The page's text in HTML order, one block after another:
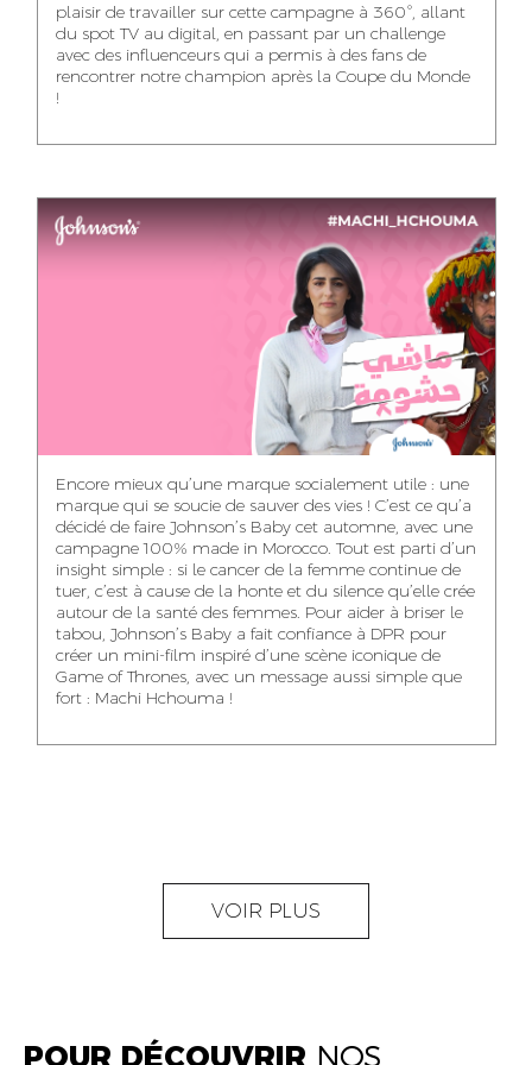
MERYEM OUALHAN
TRAFFIC MANAGER
JABRI AHMED
GRAPHIC
DESIGNER
WISSAL KHALIFI
INFLUENCE
MANAGER
HOUMALY
ILYASS EL ADANI
ART DIRECTOR
MAHA SAKOUT
HEAD OF SOCIAL &
CONTENT
AYOUB HAMMOUDI
MOTION DESIGNER
SAWSANE LAHBIBI
PRODUCTION
DIRECTOR
KARIM OUNZAR
AUDIOVISUAL
CONTENT CREATOR
ZAKARIA BENNANI
TRAFFIC MANAGER
NOUR-ELHOUDA
YOUBI IDRISSI
PROJECT
MANAGER
AGENT
GHITA SFINY
ACCOUNTANT
OUMAIMA HABIBA
plaisir de travailler sur cette campagne à 360°, allant
du spot TV au digital, en passant par un challenge
avec des influenceurs qui a permis à des fans de
rencontrer notre champion après la Coupe du Monde
!
Encore mieux qu’une marque socialement utile : une
marque qui se soucie de sauver des vies ! C’est ce qu’a
décidé de faire Johnson’s Baby cet automne, avec une
campagne 100% made in Morocco. Tout est parti d’un
insight simple : si le cancer de la femme continue de
tuer, c’est à cause de la honte et du silence qu’elle crée
autour de la santé des femmes. Pour aider à briser le
tabou, Johnson’s Baby a fait confiance à DPR pour
créer un mini-film inspiré d’une scène iconique de
Game of Thrones, avec un message aussi simple que
fort : Machi Hchouma !
VOIR PLUS
POUR DÉCOUVRIR NOS